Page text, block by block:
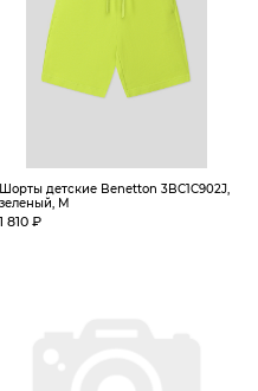
Шорты детские Benetton 3BC1C902J,
зеленый, M
1 810 ₽